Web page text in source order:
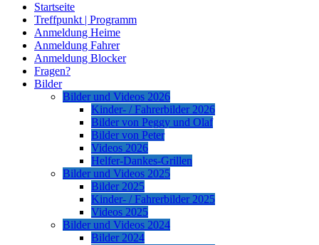
Startseite
Treffpunkt | Programm
Anmeldung Heime
Anmeldung Fahrer
Anmeldung Blocker
Fragen?
Bilder
Bilder und Videos 2026
Kinder- / Fahrerbilder 2026
Bilder von Peggy und Olaf
Bilder von Peter
Videos 2026
Helfer-Dankes-Grillen
Bilder und Videos 2025
Bilder 2025
Kinder- / Fahrerbilder 2025
Videos 2025
Bilder und Videos 2024
Bilder 2024